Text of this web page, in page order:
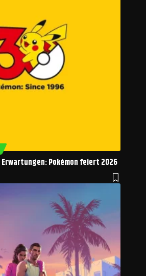
Erwartungen: Pokémon feiert 2026